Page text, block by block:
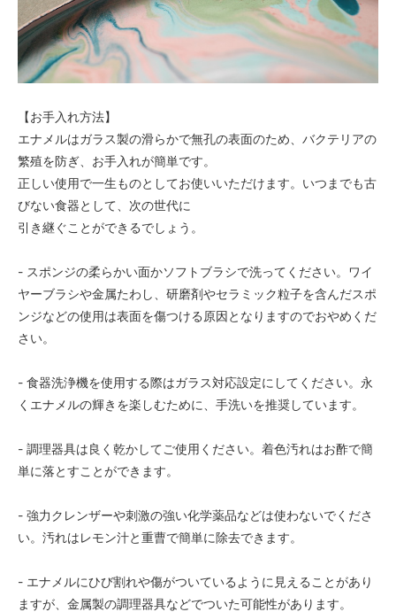
【お手入れ方法】
エナメルはガラス製の滑らかで無孔の表面のため、バクテリアの
繁殖を防ぎ、お手入れが簡単です。
正しい使用で一生ものとしてお使いいただけます。いつまでも古
びない食器として、次の世代に
引き継ぐことができるでしょう。
- スポンジの柔らかい面かソフトブラシで洗ってください。ワイ
ヤーブラシや金属たわし、研磨剤やセラミック粒子を含んだスポ
ンジなどの使用は表面を傷つける原因となりますのでおやめくだ
さい。
- 食器洗浄機を使用する際はガラス対応設定にしてください。永
くエナメルの輝きを楽しむために、手洗いを推奨しています。
- 調理器具は良く乾かしてご使用ください。着色汚れはお酢で簡
単に落とすことができます。
- 強力クレンザーや刺激の強い化学薬品などは使わないでくださ
い。汚れはレモン汁と重曹で簡単に除去できます。
- エナメルにひび割れや傷がついているように見えることがあり
ますが、金属製の調理器具などでついた可能性があります。